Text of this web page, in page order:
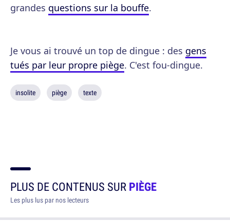
grandes questions sur la bouffe.
Je vous ai trouvé un top de dingue : des gens
tués par leur propre piège. C'est fou-dingue.
insolite piège texte
PLUS DE CONTENUS SURPIÈGE
Les plus lus par nos lecteurs